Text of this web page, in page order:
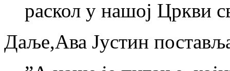
раскол у нашој Цркви
Даље,Ава Јустин